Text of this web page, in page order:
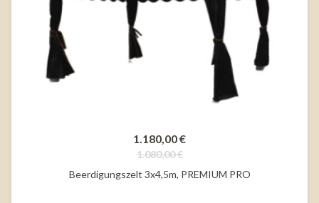
1.180,00 €
1.080,00 €
Beerdigungszelt 3x4,5m, PREMIUM PRO